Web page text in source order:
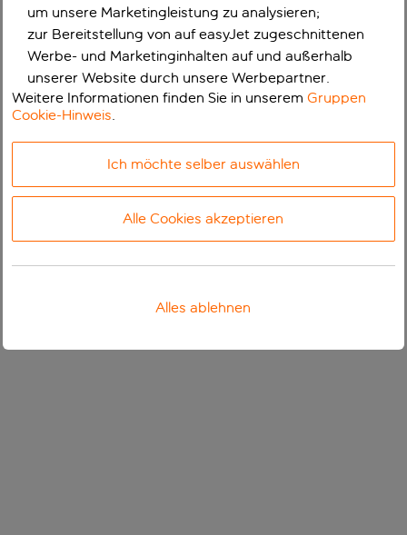
um unsere Marketingleistung zu analysieren;
zur Bereitstellung von auf easyJet zugeschnittenen
Werbe- und Marketinginhalten auf und außerhalb
unserer Website durch unsere Werbepartner.
Weitere Informationen finden Sie in unseremGruppen
Cookie-Hinweis.
Ich möchte selber auswählen
Alle Cookies akzeptieren
Alles ablehnen